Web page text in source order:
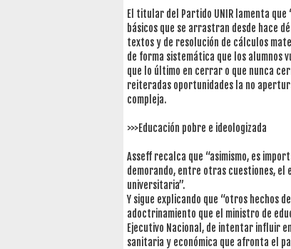
El titular del Partido UNIR lamenta
básicos que se arrastran desde hace
textos y de resolución de cálculos
de forma sistemática que los alumnos
que lo último en cerrar o que nunca
reiteradas oportunidades la no
compleja.
>>>Educación pobre e ideologizada
Asseff recalca que “asimismo, es
demorando, entre otras cuestiones, el
universitaria”.
Y sigue explicando que “otros hechos
adoctrinamiento que el ministro de
Ejecutivo Nacional, de intentar influir
sanitaria y económica que afronta el